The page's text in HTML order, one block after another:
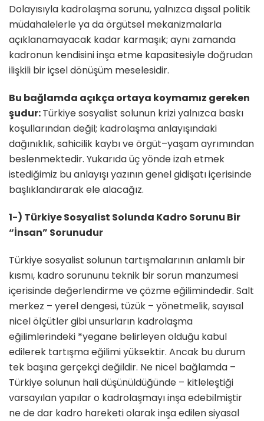
Dolayısıyla kadrolaşma sorunu, yalnızca dışsal politik
müdahalelerle ya da örgütsel mekanizmalarla
açıklanamayacak kadar karmaşık; aynı zamanda
kadronun kendisini inşa etme kapasitesiyle doğrudan
ilişkili bir içsel dönüşüm meselesidir.
Bu bağlamda açıkça ortaya koymamız gereken
şudur:Türkiye sosyalist solunun krizi yalnızca baskı
koşullarından değil; kadrolaşma anlayışındaki
dağınıklık, sahicilik kaybı ve örgüt–yaşam ayrımından
beslenmektedir. Yukarıda üç yönde izah etmek
istediğimiz bu anlayışı yazının genel gidişatı içerisinde
başlıklandırarak ele alacağız.
1-) Türkiye Sosyalist Solunda Kadro Sorunu Bir
“İnsan” Sorunudur
Türkiye sosyalist solunun tartışmalarının anlamlı bir
kısmı, kadro sorununu teknik bir sorun manzumesi
içerisinde değerlendirme ve çözme eğilimindedir. Salt
merkez – yerel dengesi, tüzük – yönetmelik, sayısal
nicel ölçütler gibi unsurların kadrolaşma
eğilimlerindeki *yegane belirleyen olduğu kabul
edilerek tartışma eğilimi yüksektir. Ancak bu durum
tek başına gerçekçi değildir. Ne nicel bağlamda –
Türkiye solunun hali düşünüldüğünde – kitleleştiği
varsayılan yapılar o kadrolaşmayı inşa edebilmiştir
ne de dar kadro hareketi olarak inşa edilen siyasal